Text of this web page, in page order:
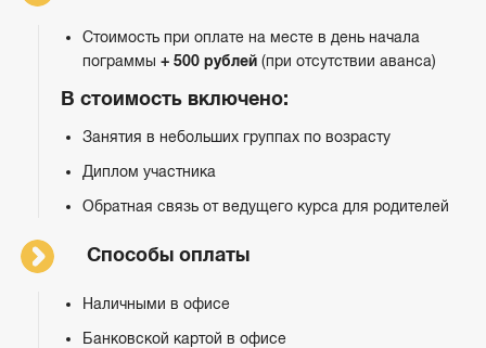
Стоимость при оплате на месте в день начала
пограммы + 500 рублей (при отсутствии аванса)
В стоимость включено:
Занятия в небольших группах по возрасту
Диплом участника
Обратная связь от ведущего курса для родителей
Способы оплаты
Наличными в офисе
Банковской картой в офисе